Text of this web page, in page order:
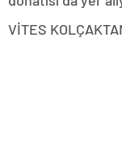
VİTES